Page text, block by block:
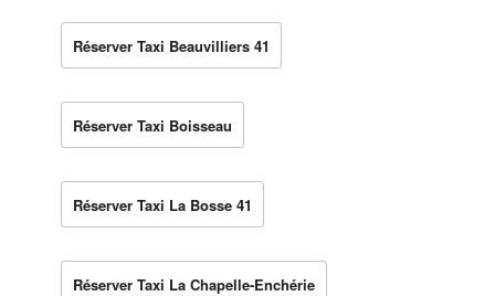
Réserver Taxi Beauvilliers 41
Réserver Taxi Boisseau
Réserver Taxi La Bosse 41
Réserver Taxi La Chapelle-Enchérie